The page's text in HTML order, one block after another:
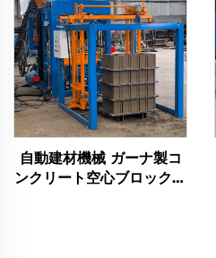
自動建材機械 ガーナ製コ
ンクリート空心ブロック製